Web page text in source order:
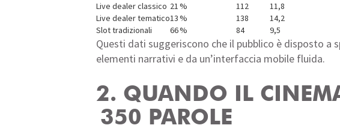
Live dealer classico 21 % 112 11,8
Live dealer tematico13 % 138 14,2
Slot tradizionali
66 % 84 9,5
Questi dati suggeriscono che il pubblico è disposto a
elementi narrativi e da un’interfaccia mobile fluida.
2. QUANDO IL
350 PAROLE